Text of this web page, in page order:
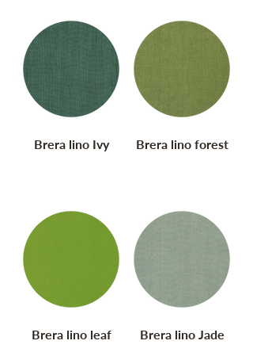
Brera lino Ivy Brera lino forest
Brera lino leaf Brera lino Jade